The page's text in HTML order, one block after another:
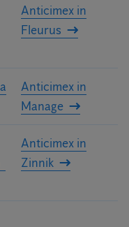
Anticimex in
Fleurus
Anticimex in
Manage
Anticimex in
Zinnik